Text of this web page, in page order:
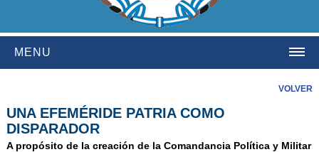
MENU
INSTITUCIONAL
NOSOTROS
VOLVER
UNA EFEMÉRIDE PATRIA COMO
DISPARADOR
A propósito de la creación de la Comandancia Política y Militar